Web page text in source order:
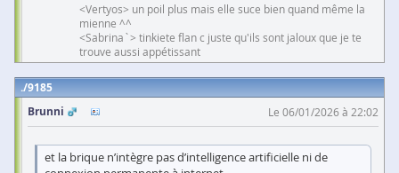
<Vertyos> un poil plus mais elle suce bien quand même la
mienne ^^
<Sabrina`> tinkiete flan c juste qu'ils sont jaloux que je te
trouve aussi appétissant
9185
Brunni
Le 06/01/2026 à 22:02
et la brique n’intègre pas d’intelligence artificielle ni de